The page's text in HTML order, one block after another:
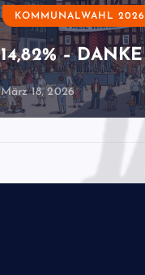
KOMMUNALWAHL 2026
14,82% – DANKE
März 18, 2026